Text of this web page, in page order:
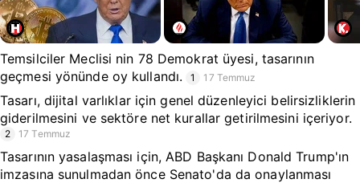
Temsilciler Meclisi nin 78 Demokrat üyesi, tasarının
geçmesi yönünde oy kullandı.
1 17 Temmuz
Tasarı, dijital varlıklar için genel düzenleyici belirsizliklerin
giderilmesini ve sektöre net kurallar getirilmesini içeriyor.
2 17 Temmuz
Tasarının yasalaşması için, ABD Başkanı Donald Trump'ın
imzasına sunulmadan önce Senato'da da onaylanması